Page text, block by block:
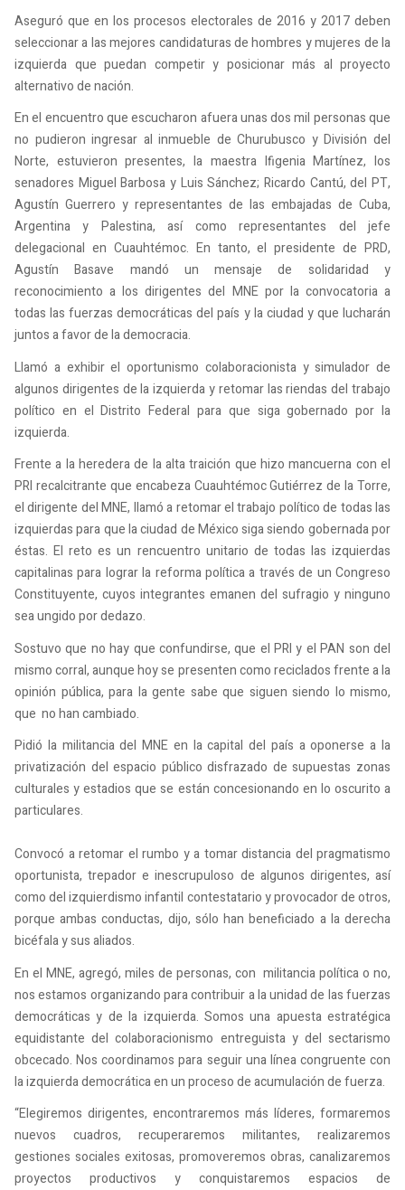
Aseguró que en los procesos electorales de 2016 y 2017 deben
seleccionar a las mejores candidaturas de hombres y mujeres de la
izquierda que puedan competir y posicionar más al proyecto
alternativo de nación.
En el encuentro que escucharon afuera unas dos mil personas que
no pudieron ingresar al inmueble de Churubusco y División del
Norte, estuvieron presentes, la maestra Ifigenia Martínez, los
senadores Miguel Barbosa y Luis Sánchez; Ricardo Cantú, del PT,
Agustín Guerrero y representantes de las embajadas de Cuba,
Argentina y Palestina, así como representantes del jefe
delegacional en Cuauhtémoc. En tanto, el presidente de PRD,
Agustín Basave mandó un mensaje de solidaridad y
reconocimiento a los dirigentes del MNE por la convocatoria a
todas las fuerzas democráticas del país y la ciudad y que lucharán
juntos a favor de la democracia.
Llamó a exhibir el oportunismo colaboracionista y simulador de
algunos dirigentes de la izquierda y retomar las riendas del trabajo
político en el Distrito Federal para que siga gobernado por la
izquierda.
Frente a la heredera de la alta traición que hizo mancuerna con el
PRI recalcitrante que encabeza Cuauhtémoc Gutiérrez de la Torre,
el dirigente del MNE, llamó a retomar el trabajo político de todas las
izquierdas para que la ciudad de México siga siendo gobernada por
éstas. El reto es un rencuentro unitario de todas las izquierdas
capitalinas para lograr la reforma política a través de un Congreso
Constituyente, cuyos integrantes emanen del sufragio y ninguno
sea ungido por dedazo.
Sostuvo que no hay que confundirse, que el PRI y el PAN son del
mismo corral, aunque hoy se presenten como reciclados frente a la
opinión pública, para la gente sabe que siguen siendo lo mismo,
que no han cambiado.
Pidió la militancia del MNE en la capital del país a oponerse a la
privatización del espacio público disfrazado de supuestas zonas
culturales y estadios que se están concesionando en lo oscurito a
particulares.
Convocó a retomar el rumbo y a tomar distancia del pragmatismo
oportunista, trepador e inescrupuloso de algunos dirigentes, así
como del izquierdismo infantil contestatario y provocador de otros,
porque ambas conductas, dijo, sólo han beneficiado a la derecha
bicéfala y sus aliados.
En el MNE, agregó, miles de personas, con militancia política o no,
nos estamos organizando para contribuir a la unidad de las fuerzas
democráticas y de la izquierda. Somos una apuesta estratégica
equidistante del colaboracionismo entreguista y del sectarismo
obcecado. Nos coordinamos para seguir una línea congruente con
la izquierda democrática en un proceso de acumulación de fuerza.
“Elegiremos dirigentes, encontraremos más líderes, formaremos
nuevos cuadros, recuperaremos militantes, realizaremos
gestiones sociales exitosas, promoveremos obras, canalizaremos
proyectos productivos y conquistaremos espacios de